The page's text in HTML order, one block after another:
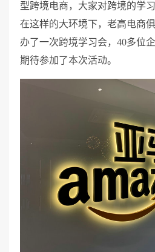
型跨境电商，大家对跨境的学
在这样的大环境下，老高电商
办了一次跨境学习会，40多位
期待参加了本次活动。